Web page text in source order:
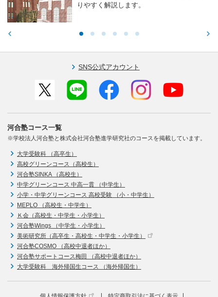
りやすく解説します。
SNS公式アカウント
河合塾コース一覧
※学校法人河合塾と株式会社河合塾進学研究社のコースを掲載しています。
大学受験科 （高卒生）
高校グリーンコース（高校生）
河合塾SINKA （高校生）
中学グリーンコース 中高一貫 （中学生）
小学・中学グリーンコース 高校受験 （小・中学生）
MEPLO （高校生・中学生）
Ｋ会（高校生・中学生・小学生）
河合塾Wings （中学生・小学生）
美術研究所（高卒生・高校生・中学生・小学生）
河合塾COSMO （高校中退者ほか）
河合塾サポートコース梅田 （高校中退者ほか）
大学受験科 海外帰国生コース （海外帰国生）